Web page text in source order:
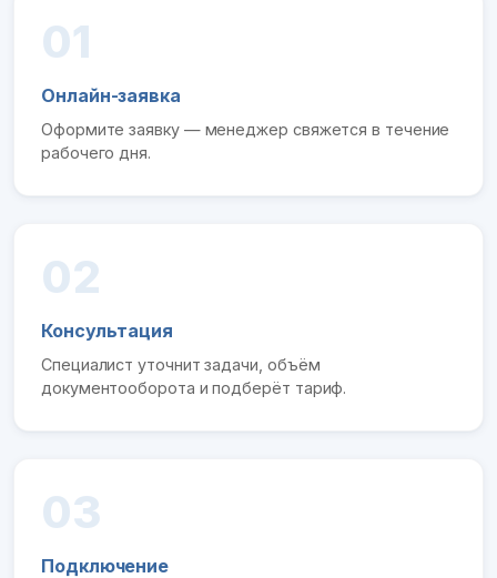
01
Онлайн-заявка
Оформите заявку — менеджер свяжется в течение
рабочего дня.
02
Консультация
Специалист уточнит задачи, объём
документооборота и подберёт тариф.
03
Подключение